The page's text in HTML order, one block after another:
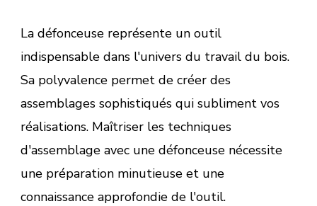
La défonceuse représente un outil
indispensable dans l'univers du travail du bois.
Sa polyvalence permet de créer des
assemblages sophistiqués qui subliment vos
réalisations. Maîtriser les techniques
d'assemblage avec une défonceuse nécessite
une préparation minutieuse et une
connaissance approfondie de l'outil.